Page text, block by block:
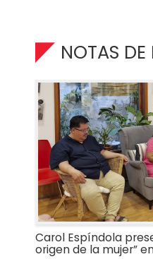
NOTAS
Carol Espíndola
origen de la mujer”